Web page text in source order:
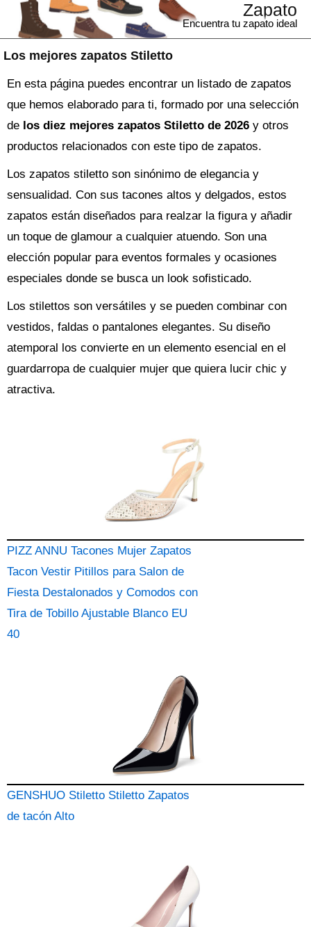
Los mejores zapatos Stiletto
Zapato
Encuentra tu zapato ideal
En esta página puedes encontrar un listado de zapatos
que hemos elaborado para ti, formado por una selección
de los diez mejores zapatos Stiletto de 2026 y otros
productos relacionados con este tipo de zapatos.
Los zapatos stiletto son sinónimo de elegancia y
sensualidad. Con sus tacones altos y delgados, estos
zapatos están diseñados para realzar la figura y añadir
un toque de glamour a cualquier atuendo. Son una
elección popular para eventos formales y ocasiones
especiales donde se busca un look sofisticado.
Los stilettos son versátiles y se pueden combinar con
vestidos, faldas o pantalones elegantes. Su diseño
atemporal los convierte en un elemento esencial en el
guardarropa de cualquier mujer que quiera lucir chic y
atractiva.
PIZZ ANNU Tacones Mujer Zapatos
Tacon Vestir Pitillos para Salon de
Fiesta Destalonados y Comodos con
Tira de Tobillo Ajustable Blanco EU
40
GENSHUO Stiletto Stiletto Zapatos
de tacón Alto